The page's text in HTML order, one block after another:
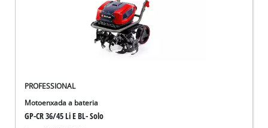
PROFESSIONAL
Motoenxada a bateria
GP-CR 36/45 Li E BL- Solo